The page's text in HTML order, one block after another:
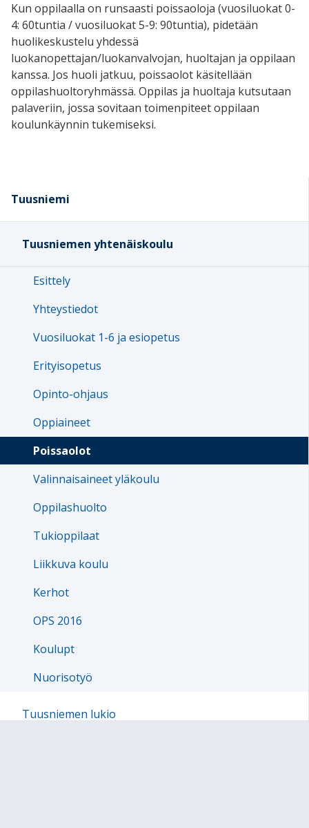
Kun oppilaalla on runsaasti poissaoloja (vuosiluokat 0-
4: 60tuntia / vuosiluokat 5-9: 90tuntia), pidetään
huolikeskustelu yhdessä
luokanopettajan/luokanvalvojan, huoltajan ja oppilaan
kanssa. Jos huoli jatkuu, poissaolot käsitellään
oppilashuoltoryhmässä. Oppilas ja huoltaja kutsutaan
palaveriin, jossa sovitaan toimenpiteet oppilaan
koulunkäynnin tukemiseksi.
Tuusniemi
Tuusniemen yhtenäiskoulu
Esittely
Yhteystiedot
Vuosiluokat 1-6 ja esiopetus
Erityisopetus
Opinto-ohjaus
Oppiaineet
Poissaolot
Valinnaisaineet yläkoulu
Oppilashuolto
Tukioppilaat
Liikkuva koulu
Kerhot
OPS 2016
Koulupt
Nuorisotyö
Tuusniemen lukio